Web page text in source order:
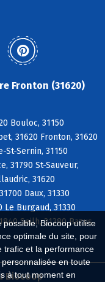
Biocoop utilise
optimale du site, pour
trafic et la performance
en toute
à tout moment en
Fronton (31620)
Bouloc, 31150
31620 Fronton, 31620
St-Sernin, 31150
31790 St-Sauveur,
31620
Daux, 31330
Le Burgaud, 31330
Seilh, 31380 Bazus,
Biocoop